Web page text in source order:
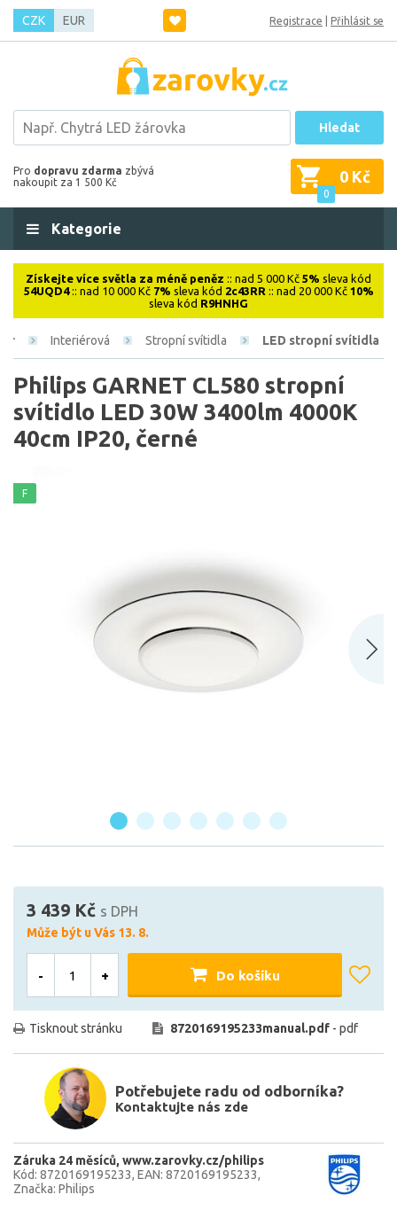
CZK EUR Registrace Přihlásit se
Hledat
Pro dopravu zdarma zbývá
nakoupit za 1 500 Kč
0
0 Kč
Kategorie
Získejte více světla za méně peněz :: nad 5 000 Kč 5% sleva kód
54UQD4:: nad 10 000 Kč 7% sleva kód 2c43RR :: nad 20 000 Kč 10%
sleva kód R9HNHG
Interiérová Stropní svítidla LED stropní svítidla
Philips GARNET CL580 stropní
svítidlo LED 30W 3400lm 4000K
40cm IP20, černé
F
3 439 Kč s DPH
Může být u Vás 13. 8.
- + Do košíku
Tisknout stránku 8720169195233manual.pdf - pdf
Potřebujete radu od odborníka?
Kontaktujte nás zde
Záruka 24 měsíců www.zarovky.cz/philips
Kód: 8720169195233 EAN: 8720169195233
Značka: Philips